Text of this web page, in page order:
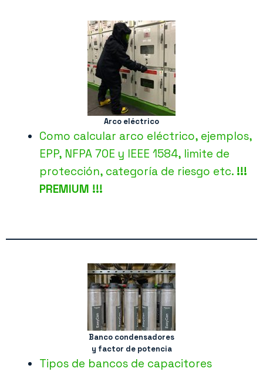
Arco eléctrico
Como calcular arco eléctrico, ejemplos,
EPP, NFPA 70E y IEEE 1584, limite de
protección, categoría de riesgo etc. !!!
PREMIUM !!!
Banco condensadores
y factor de potencia
Tipos de bancos de capacitores